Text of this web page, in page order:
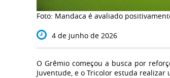
Foto: Mandaca é avaliado
4 de junho de 2026
O Grêmio começou a busca por
Juventude, e o Tricolor estuda realizar